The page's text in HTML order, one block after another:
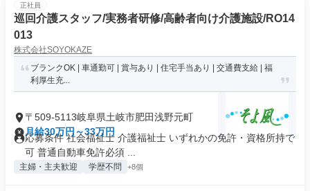
正社員
巡回介護スタッフ/実務者研修/高齢者向け介護施設/RO14
013
株式会社SOYOKAZE
ブランクOK | 車通勤可 | 賞与あり | 住宅手当あり | 交通費支給 | 福
利厚生充...
〒509-5113岐阜県土岐市肥田浅野元町
月給30万円～33万円
応募条件 社会福祉士 介護福祉士 いずれかの免許・資格所持で
可 普通自動車免許必須 ...
主婦・主夫歓迎 学歴不問 +8個